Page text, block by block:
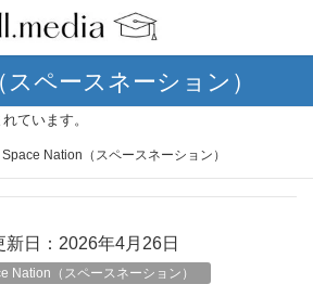
ペースネーション）
ています。
Space Nation（スペースネーション）
新日：2026年4月26日
Nation（スペースネーション）